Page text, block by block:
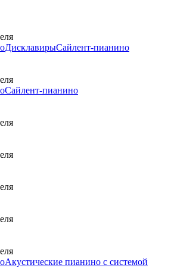
ДисклавирыСайлент-пианино
Сайлент-пианино
Акустические пианино с системой